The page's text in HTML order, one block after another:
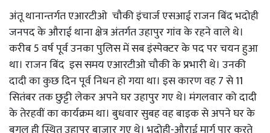
अंतू थानान्तर्गत एआरटीओ चौकी इंचार्ज एसआई राजन बिंद भदोही
जनपद के औराई थाना क्षेत्र अंतर्गत उहापुर गांव के रहने वाले थे।
करीब 5 वर्ष पूर्व उनका पुलिस में सब इंस्पेक्टर के पद पर चयन हुआ
था। राजन बिंद इस समय एआरटीओ चौकी के प्रभारी थे। उनकी
दादी का कुछ दिन पूर्व निधन हो गया था। इस कारण वह 7 से 11
सितंबर तक छुट्टी लेकर अपने घर उहापुर गए थे। मंगलवार को दादी
के तेरहवीं का कार्यक्रम था। बुधवार सुबह वह बाइक से अपने घर के